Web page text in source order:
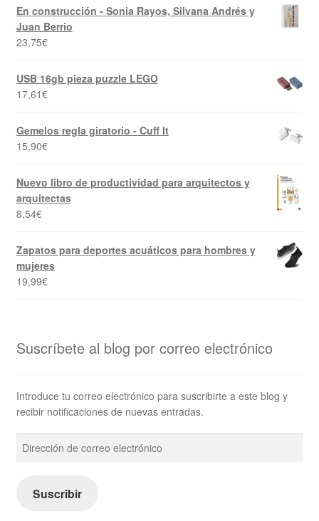
En construcción - Sonia Rayos, Silvana Andrés y
Juan Berrio
23,75€
USB 16gb pieza puzzle LEGO
17,61€
Gemelos regla giratorio - Cuff It
15,90€
Nuevo libro de productividad para arquitectos y
arquitectas
8,54€
Zapatos para deportes acuáticos para hombres y
mujeres
19,99€
Suscríbete al blog por correo electrónico
Introduce tu correo electrónico para suscribirte a este blog y
recibir notificaciones de nuevas entradas.
Dirección
de
electrónico
Suscribir